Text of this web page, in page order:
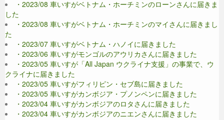
・2023/08 車いすがベトナム・ホーチミンのローンさんに届きま
した
・2023/08 車いすがベトナム・ホーチミンのマイさんに届きまし
た
・2023/07 車いすがベトナム・ハノイに届きました
・2023/06 車いすがモンゴルのアウリカさんに届きました
・2023/05 車いすが「All Japan ウクライナ支援」の事業で、ウ
クライナに届きました
・2023/05 車いすがフィリピン・セブ島に届きました
・2023/05 車いすがカンボジア・プノンペンに届きました
・2023/04 車いすがカンボジアのロタさんに届きました
・2023/04 車いすがカンボジアのニエンさんに届きました